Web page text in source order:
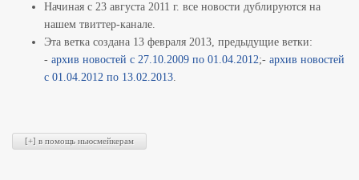
Начиная с 23 августа 2011 г. все новости дублируются на
нашем твиттер-канале.
Эта ветка создана 13 февраля 2013, предыдущие ветки:
- архив новостей с 27.10.2009 по 01.04.2012;- архив новостей
с 01.04.2012 по 13.02.2013.